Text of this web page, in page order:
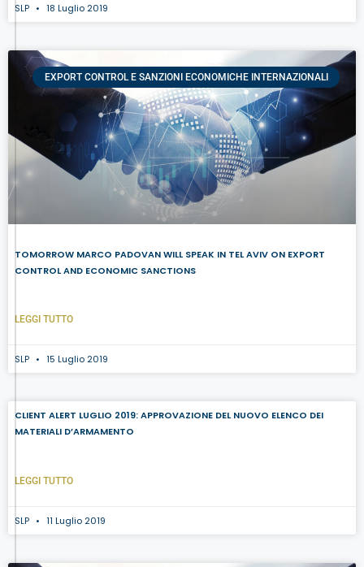
SLP 18 Luglio 2019
EXPORT CONTROL E SANZIONI ECONOMICHE INTERNAZIONALI
TOMORROW MARCO PADOVAN WILL SPEAK IN TEL AVIV ON EXPORT
CONTROL AND ECONOMIC SANCTIONS
LEGGI TUTTO
SLP 15 Luglio 2019
CLIENT ALERT LUGLIO 2019: APPROVAZIONE DEL NUOVO ELENCO DEI
MATERIALI D’ARMAMENTO
LEGGI TUTTO
SLP 11 Luglio 2019